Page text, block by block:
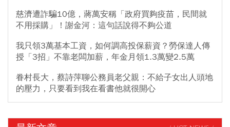
慈濟遭詐騙10億，蔣萬安稱「政府買夠疫苗，民間就
不用採購」！謝金河：這句話說得不夠公道
我只領3萬基本工資，如何調高投保薪資？勞保達人傳
授「3招」不靠老闆加薪，年金月領1.3萬變2.5萬
眷村長大，蔡詩萍聊公務員老父親：不給子女出人頭地
的壓力，只要看到我在看書他就很開心